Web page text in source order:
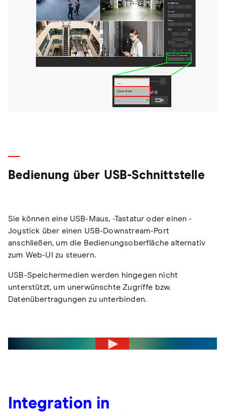
Bedienung über USB-Schnittstelle
Sie können eine USB-Maus, -Tastatur oder einen -
Joystick über einen USB-Downstream-Port
anschließen, um die Bedienungsoberfläche alternativ
zum Web-UI zu steuern.
USB-Speichermedien werden hingegen nicht
unterstützt, um unerwünschte Zugriffe bzw.
Datenübertragungen zu unterbinden.
Integration in